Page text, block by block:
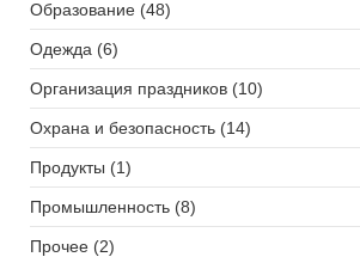
Образование (48)
Одежда (6)
Организация праздников (10)
Охрана и безопасность (14)
Продукты (1)
Промышленность (8)
Прочее (2)